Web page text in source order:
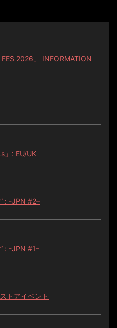
2026」 INFORMATION
」: EU/UK
: -JPN #2–
: -JPN #1–
トアイベント